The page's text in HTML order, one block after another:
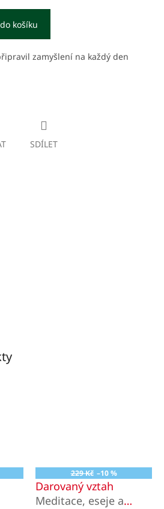
košíku
zamyšlení na každý den
SDÍLET
229 Kč –10 %
Darovaný vztah
Meditace, eseje a